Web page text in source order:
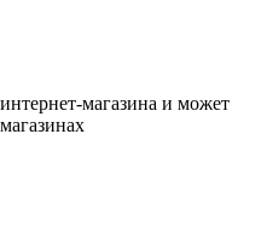
магазина и может